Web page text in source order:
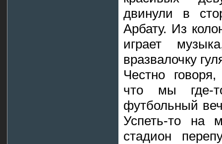
двинули в
Арбату. Из
играет
вразвалочку
Честно
что мы где-
футбольный
Успеть-то на
стадион